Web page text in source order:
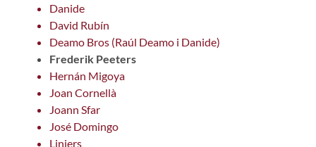
Danide
David Rubín
Deamo Bros (Raúl Deamo i Danide)
Frederik Peeters
Hernán Migoya
Joan Cornellà
Joann Sfar
José Domingo
Liniers